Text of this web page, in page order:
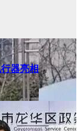
器亮相